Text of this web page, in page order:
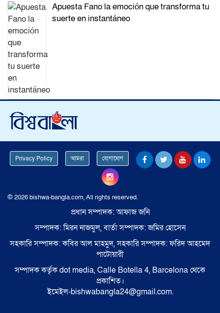
Apuesta Fano la emoción que transforma tu
suerte en instantáneo
Privacy Policy আমরা যোগাযোগ
© 2026 bishwa-bangla.com, All rights reserved.
প্রধান সম্পাদক: আফাজ জনি
সম্পাদক: মিরন নাজমুল, বার্তা সম্পাদক: জমির হোসেন
সহকারি সম্পাদক: কবির আল মাহমুদ, সহকারি সম্পাদক: ফরিদ আহমেদ
পাটোয়ারী
সম্পাদক কর্তৃক dot media, Calle Botella 4, Barcelona থেকে
প্রকাশিত।
ইমেইল-bishwabangla24@gmail.com.